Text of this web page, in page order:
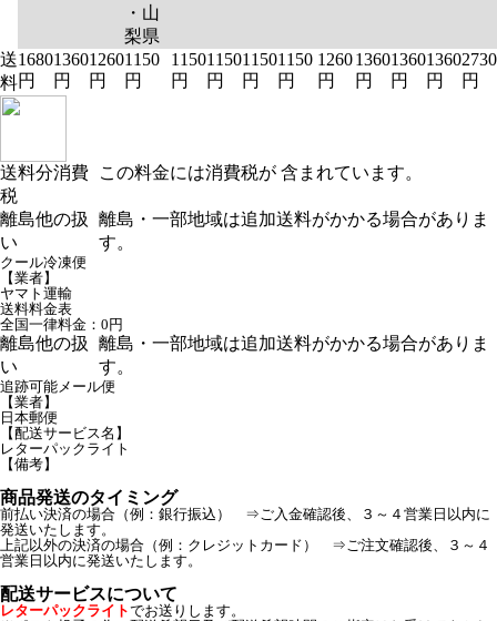
・山
梨県
送
料
1680
円
1360
円
1260
円
1150
円
1150
円
1150
円
1150
円
1150
円
1260
円
1360
円
1360
円
1360
円
2730
円
送料分消費
税
この料金には消費税が 含まれています。
離島他の扱
い
離島・一部地域は追加送料がかかる場合がありま
す。
クール冷凍便
【業者】
ヤマト運輸
送料料金表
全国一律料金：0円
離島他の扱
い
離島・一部地域は追加送料がかかる場合がありま
す。
追跡可能メール便
【業者】
日本郵便
【配送サービス名】
レターパックライト
【備考】
商品発送のタイミング
前払い決済の場合（例：銀行振込） ⇒ご入金確認後、３～４営業日以内に
発送いたします。
上記以外の決済の場合（例：クレジットカード） ⇒ご注文確認後、３～４
営業日以内に発送いたします。
配送サービスについて
レターパックライトでお送りします。